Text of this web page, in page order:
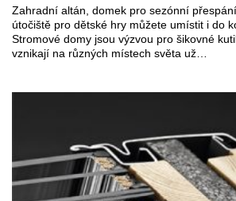
Zahradní altán, domek pro sezónní
útočiště pro dětské hry můžete umístit i do
Stromové domy jsou výzvou pro šikovné
vznikají na různých místech světa už…